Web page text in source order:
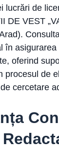
lucrări de
DE VEST
în
oferind
procesul de
cercetare